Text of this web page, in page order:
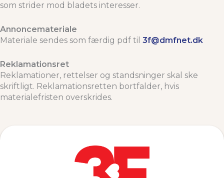
som strider mod bladets interesser.
Annoncemateriale
Materiale sendes som færdig pdf til 3f@dmfnet.dk
Reklamationsret
Reklamationer, rettelser og standsninger skal ske
skriftligt. Reklamationsretten bortfalder, hvis
materialefristen overskrides.